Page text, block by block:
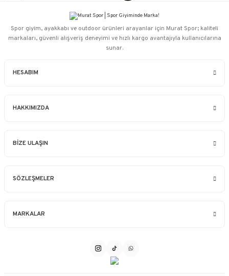
HESABIM
HAKKIMIZDA
BİZE ULAŞIN
SÖZLEŞMELER
MARKALAR
Spor giyim, ayakkabı ve outdoor ürünleri arayanlar için Murat Spor; kaliteli
markaları, güvenli alışveriş deneyimi ve hızlı kargo avantajıyla kullanıcılarına
sunar.